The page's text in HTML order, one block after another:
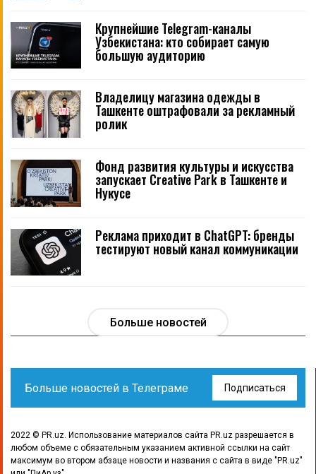
Крупнейшие Telegram-каналы
Узбекистана: кто собирает самую
большую аудиторию
Владелицу магазина одежды в
Ташкенте оштрафовали за рекламный
ролик
Фонд развития культуры и искусства
запускает Creative Park в Ташкенте и
Нукусе
Реклама приходит в ChatGPT: бренды
тестируют новый канал коммуникации
Больше новостей
Больше новостей в Телеграме Подписаться
2022 © PR.uz. Использование материалов сайта PR.uz разрешается в
любом объеме с обязательным указанием активной ссылки на сайт
максимум во втором абзаце новости и названия с сайта в виде "PR.uz"